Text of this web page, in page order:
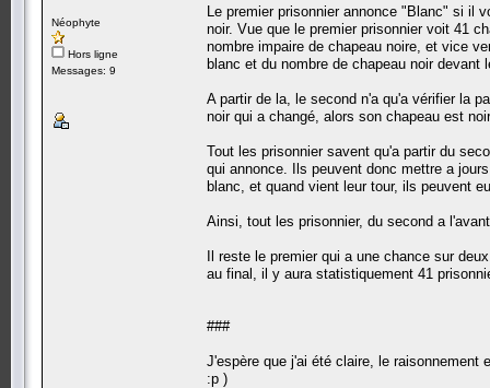
Néophyte
Hors ligne
Messages: 9
Le premier prisonnier annonce "Blanc" si il
noir. Vue que le premier prisonnier voit 41
nombre impaire de chapeau noire, et vice
blanc et du nombre de chapeau noir devant
A partir de la, le second n'a qu'a vérifier la
noir qui a changé, alors son chapeau est
Tout les prisonnier savent qu'a partir du
qui annonce. Ils peuvent donc mettre a
blanc, et quand vient leur tour, ils peuvent
Ainsi, tout les prisonnier, du second a
Il reste le premier qui a une chance sur
au final, il y aura statistiquement 41
###
J'espère que j'ai été claire, le raisonnement
:p )